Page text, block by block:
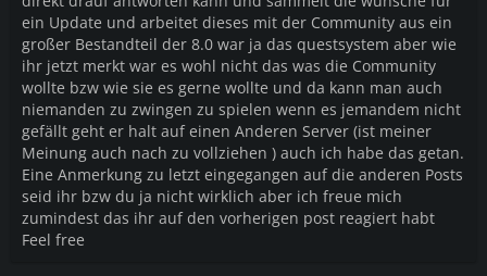
ein Update und arbeitet dieses mit der Community aus ein
großer Bestandteil der 8.0 war ja das questsystem aber wie
ihr jetzt merkt war es wohl nicht das was die Community
wollte bzw wie sie es gerne wollte und da kann man auch
niemanden zu zwingen zu spielen wenn es jemandem nicht
gefällt geht er halt auf einen Anderen Server (ist meiner
Meinung auch nach zu vollziehen ) auch ich habe das getan.
Eine Anmerkung zu letzt eingegangen auf die anderen Posts
seid ihr bzw du ja nicht wirklich aber ich freue mich
zumindest das ihr auf den vorherigen post reagiert habt
Feel free